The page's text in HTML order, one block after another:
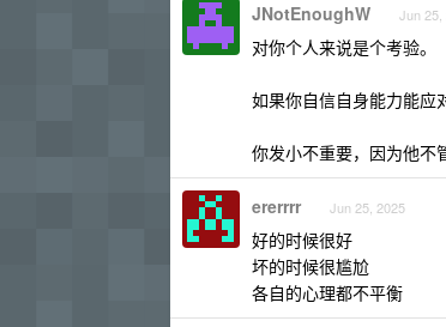
JNotEnoughW Jun 25,
对你个人来说是个考验。
如果你自信自身能力能应
你发小不重要，因为他不
ererrrr Jun 25, 2025
好的时候很好
坏的时候很尴尬
各自的心理都不平衡